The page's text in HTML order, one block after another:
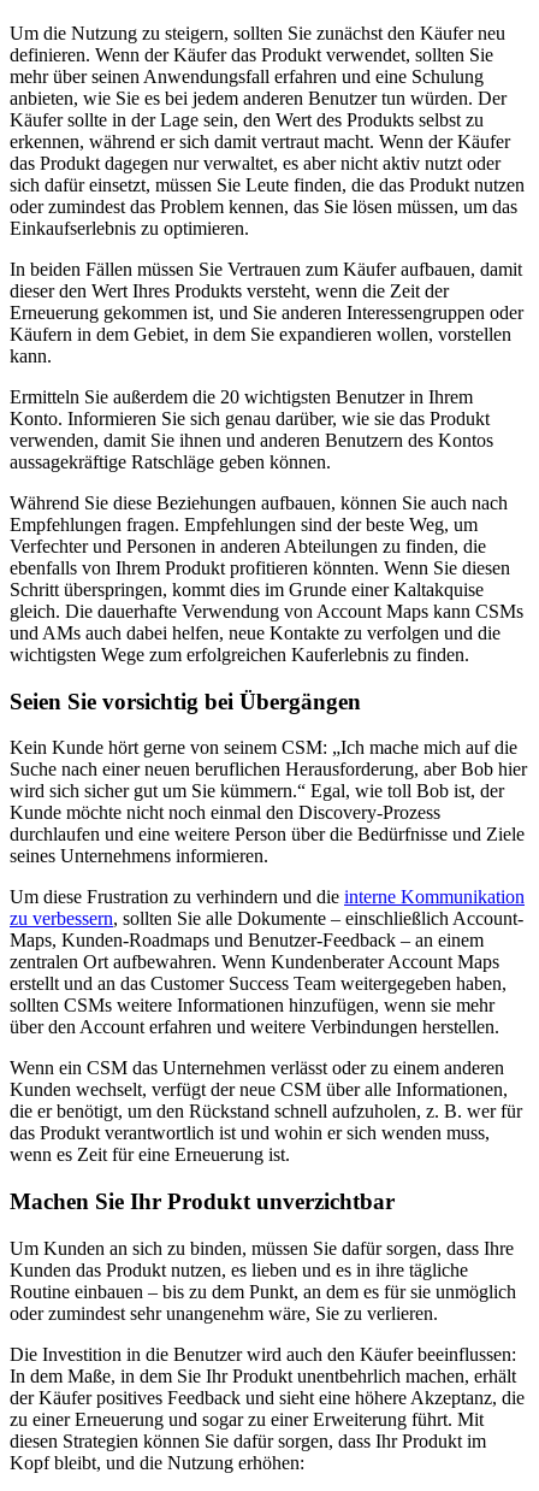
Um die Nutzung zu steigern, sollten Sie zunächst den Käufer neu
definieren. Wenn der Käufer das Produkt verwendet, sollten Sie
mehr über seinen Anwendungsfall erfahren und eine Schulung
anbieten, wie Sie es bei jedem anderen Benutzer tun würden. Der
Käufer sollte in der Lage sein, den Wert des Produkts selbst zu
erkennen, während er sich damit vertraut macht. Wenn der Käufer
das Produkt dagegen nur verwaltet, es aber nicht aktiv nutzt oder
sich dafür einsetzt, müssen Sie Leute finden, die das Produkt nutzen
oder zumindest das Problem kennen, das Sie lösen müssen, um das
Einkaufserlebnis zu optimieren.
In beiden Fällen müssen Sie Vertrauen zum Käufer aufbauen, damit
dieser den Wert Ihres Produkts versteht, wenn die Zeit der
Erneuerung gekommen ist, und Sie anderen Interessengruppen oder
Käufern in dem Gebiet, in dem Sie expandieren wollen, vorstellen
kann.
Ermitteln Sie außerdem die 20 wichtigsten Benutzer in Ihrem
Konto. Informieren Sie sich genau darüber, wie sie das Produkt
verwenden, damit Sie ihnen und anderen Benutzern des Kontos
aussagekräftige Ratschläge geben können.
Während Sie diese Beziehungen aufbauen, können Sie auch nach
Empfehlungen fragen. Empfehlungen sind der beste Weg, um
Verfechter und Personen in anderen Abteilungen zu finden, die
ebenfalls von Ihrem Produkt profitieren könnten. Wenn Sie diesen
Schritt überspringen, kommt dies im Grunde einer Kaltakquise
gleich. Die dauerhafte Verwendung von Account Maps kann CSMs
und AMs auch dabei helfen, neue Kontakte zu verfolgen und die
wichtigsten Wege zum erfolgreichen Kauferlebnis zu finden.
Seien Sie vorsichtig bei Übergängen
Kein Kunde hört gerne von seinem CSM: „Ich mache mich auf die
Suche nach einer neuen beruflichen Herausforderung, aber Bob hier
wird sich sicher gut um Sie kümmern.“ Egal, wie toll Bob ist, der
Kunde möchte nicht noch einmal den Discovery-Prozess
durchlaufen und eine weitere Person über die Bedürfnisse und Ziele
seines Unternehmens informieren.
Um diese Frustration zu verhindern und die interne Kommunikation
zu verbessern, sollten Sie alle Dokumente – einschließlich Account-
Maps, Kunden-Roadmaps und Benutzer-Feedback – an einem
zentralen Ort aufbewahren. Wenn Kundenberater Account Maps
erstellt und an das Customer Success Team weitergegeben haben,
sollten CSMs weitere Informationen hinzufügen, wenn sie mehr
über den Account erfahren und weitere Verbindungen herstellen.
Wenn ein CSM das Unternehmen verlässt oder zu einem anderen
Kunden wechselt, verfügt der neue CSM über alle Informationen,
die er benötigt, um den Rückstand schnell aufzuholen, z. B. wer für
das Produkt verantwortlich ist und wohin er sich wenden muss,
wenn es Zeit für eine Erneuerung ist.
Machen Sie Ihr Produkt unverzichtbar
Um Kunden an sich zu binden, müssen Sie dafür sorgen, dass Ihre
Kunden das Produkt nutzen, es lieben und es in ihre tägliche
Routine einbauen – bis zu dem Punkt, an dem es für sie unmöglich
oder zumindest sehr unangenehm wäre, Sie zu verlieren.
Die Investition in die Benutzer wird auch den Käufer beeinflussen:
In dem Maße, in dem Sie Ihr Produkt unentbehrlich machen, erhält
der Käufer positives Feedback und sieht eine höhere Akzeptanz, die
zu einer Erneuerung und sogar zu einer Erweiterung führt. Mit
diesen Strategien können Sie dafür sorgen, dass Ihr Produkt im
Kopf bleibt, und die Nutzung erhöhen: